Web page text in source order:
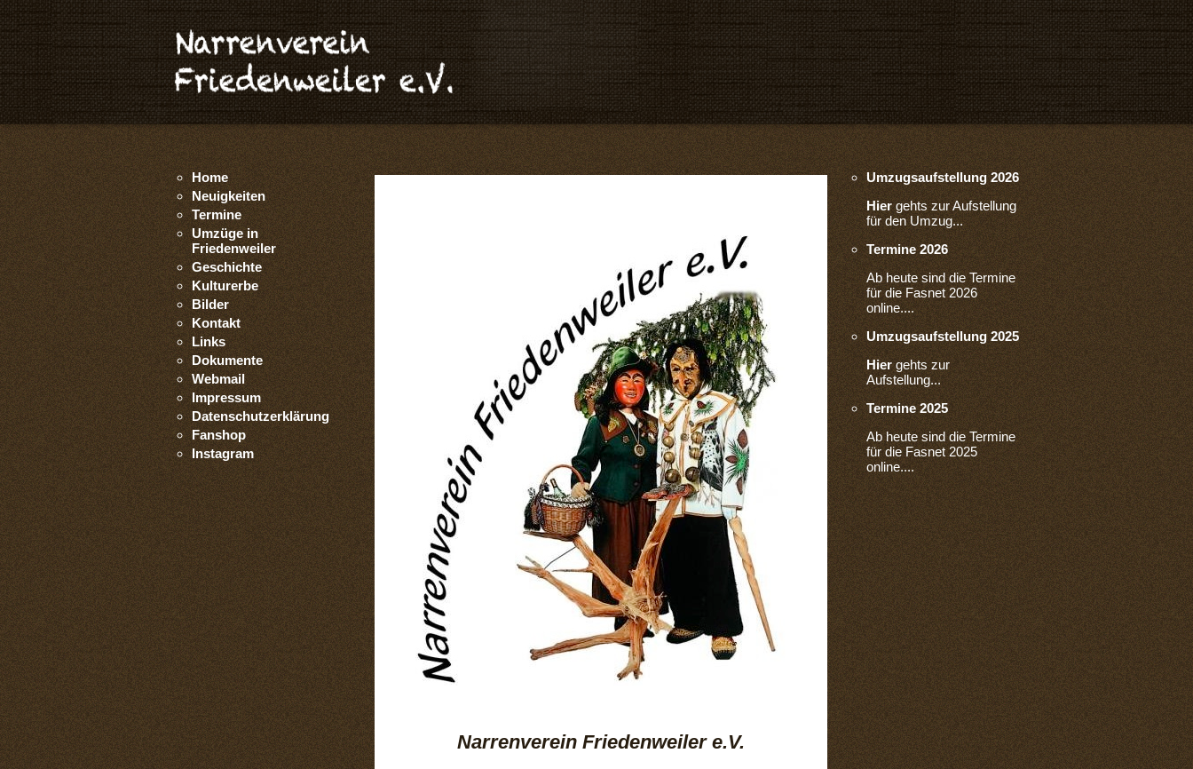
Home
Neuigkeiten
Termine
Umzüge in
Friedenweiler
Geschichte
Kulturerbe
Bilder
Kontakt
Links
Dokumente
Webmail
Impressum
Datenschutzerklärung
Fanshop
Instagram
Narrenverein Friedenweiler e.V.
Umzugsaufstellung 2026
Hiergehts zur Aufstellung
für den Umzug...
Termine 2026
Ab heute sind die Termine
für die Fasnet 2026
online....
Umzugsaufstellung 2025
Hiergehts zur
Aufstellung...
Termine 2025
Ab heute sind die Termine
für die Fasnet 2025
online....